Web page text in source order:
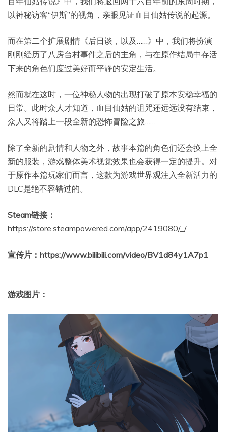
以神秘访客“伊斯”的视角，亲眼见证血目仙姑传说的起源。
而在第二个扩展剧情《后日谈，以及……》中，我们将扮演
刚刚经历了八房台村事件之后的主角，与在原作结局中存活
下来的角色们度过美好而平静的安定生活。
然而就在这时，一位神秘人物的出现打破了原本安稳幸福的
日常。此时众人才知道，血目仙姑的诅咒还远远没有结束，
众人又将踏上一段全新的恐怖冒险之旅……
除了全新的剧情和人物之外，故事本篇的角色们还会换上全
新的服装，游戏整体美术视觉效果也会获得一定的提升。对
于原作本篇玩家们而言，这款为游戏世界观注入全新活力的
DLC是绝不容错过的。
Steam链接：
https://store.steampowered.com/app/2419080/_/
宣传片 ：https://www.bilibili.com/video/BV1d84y1A7p1
游戏图片：